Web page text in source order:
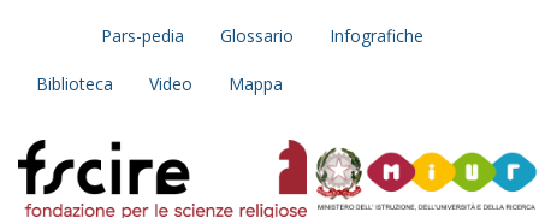
Pars-pedia Glossario Infografiche
Biblioteca Video Mappa